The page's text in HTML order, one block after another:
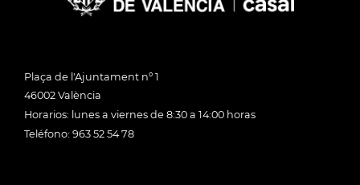
Plaça de l'Ajuntament nº 1
46002 València
Horarios: lunes a viernes de 8:30 a 14:00 horas
Teléfono: 963 52 54 78